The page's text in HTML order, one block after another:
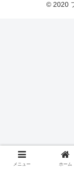
© 2020
メニュー ホーム